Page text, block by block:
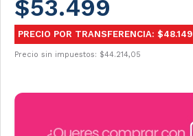
$53.499
PRECIO POR TRANSFERENCIA: $48.149
Precio sin impuestos: $44.214,05